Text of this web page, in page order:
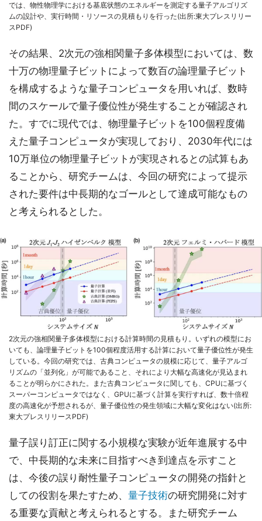
では、物性物理学における基底状態のエネルギーを測定する量子アルゴリズ
ムの設計や、実行時間・リソースの見積もりを行った(出所:東大プレスリリー
スPDF)
その結果、2次元の強相関量子多体模型においては、数
十万の物理量子ビットによって数百の論理量子ビット
を構成するような量子コンピュータを用いれば、数時
間のスケールで量子優位性が発生することが確認され
た。すでに現代では、物理量子ビットを100個程度備
えた量子コンピュータが実現しており、2030年代には
10万単位の物理量子ビットが実現されるとの試算もあ
ることから、研究チームは、今回の研究によって提示
された要件は中長期的なゴールとして達成可能なもの
と考えられるとした。
2次元の強相関量子多体模型における計算時間の見積もり。いずれの模型にお
いても、論理量子ビットを100個程度活用する計算において量子優位性が発生
している。今回の研究では、古典コンピュータの規模に応じて、量子アルゴ
リズムの「並列化」が可能であること、それにより大幅な高速化が見込まれ
ることが明らかにされた。また古典コンピュータに関しても、CPUに基づく
スーパーコンピュータではなく、GPUに基づく計算を実行すれば、数十倍程
度の高速化が予想されるが、量子優位性の発生領域に大幅な変化はない(出所:
東大プレスリリースPDF)
量子誤り訂正に関する小規模な実験が近年進展する中
で、中長期的な未来に目指すべき到達点を示すこと
は、今後の誤り耐性量子コンピュータの開発の指針と
しての役割を果たすため、 量子技術の研究開発に対す
る重要な貢献と考えられるとする。また研究チーム